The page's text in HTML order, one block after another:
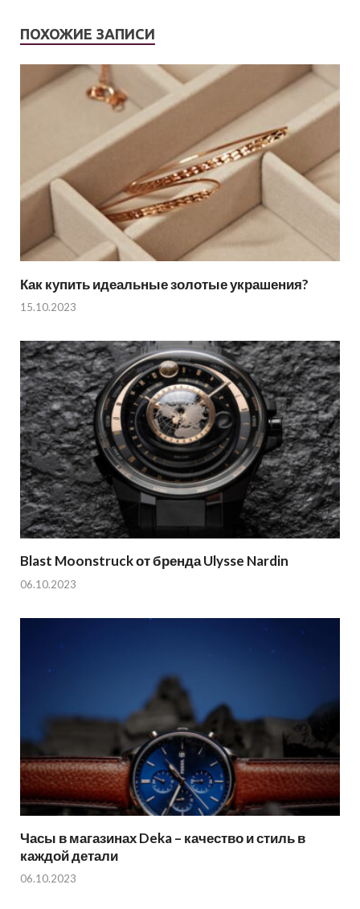
ПОХОЖИЕ ЗАПИСИ
Как купить идеальные золотые украшения?
15.10.2023
Blast Moonstruck от бренда Ulysse Nardin
06.10.2023
Часы в магазинах Deka – качество и стиль в
каждой детали
06.10.2023